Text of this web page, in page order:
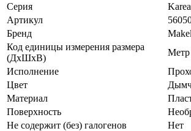
Серия
Karea
Артикул
Бренд
Makel
Код единицы измерения размера
(ДхШхВ)
Метр
Исполнение
Цвет
Материал
Поверхность
Не содержит (без) галогенов
Нет